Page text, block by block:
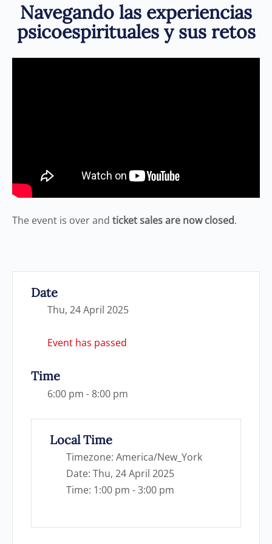
Navegando las experiencias
psicoespirituales y sus retos
The event is over and ticket sales are now closed.
Date
Thu, 24 April 2025
Event has passed
Time
6:00 pm - 8:00 pm
Local Time
Timezone: America/New_York
Date: Thu, 24 April 2025
Time: 1:00 pm - 3:00 pm